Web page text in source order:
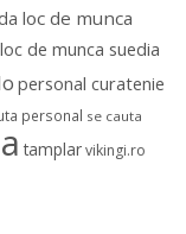
loc de munca
loc de munca suedia
personal curatenie
personal se cauta
tamplar vikingi.ro